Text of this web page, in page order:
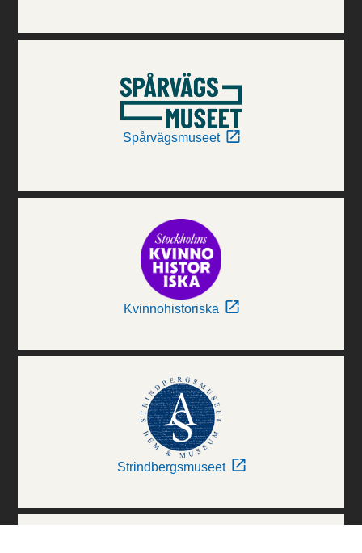
Spårvägsmuseet
Kvinnohistoriska
Strindbergsmuseet